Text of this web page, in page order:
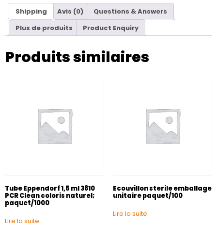
Shipping Avis (0)
Questions & Answers
Plus de produits
Product Enquiry
Produits similaires
Tube Eppendorf 1,5 ml 3810
PCR Clean coloris naturel;
paquet/1000
Lire la suite
Ecouvillon sterile emballage
unitaire paquet/100
Lire la suite